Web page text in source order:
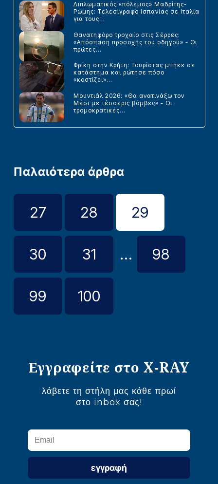
Διπλωματικός «πόλεμος» Μαδρίτης-
Ρώμης: Τελεσίγραφο Ισπανίας σε Ιταλία
για τους...
Θανατηφόρο τροχαίο στις Σέρρες:
«Απόσπαση προσοχής του οδηγού» - Οι
πρώτες...
Φρίκη στην Κρήτη: Τουρίστας μπήκε σε
κατάστημα και ρώτησε πόσο
«κοστίζει»...
Μουντιάλ 2026: «Θα ανατινάξω τον
Μέσι με τέσσερις βόμβες» - Οι
τρομοκρατικές...
Παλαιότερα άρθρα
27 28 29
30 31 ... 98
99 100
Εγγραφείτε στο X-RAY
λάβετε τη στήλη μας κάθε πρωί
στο inbox σας!
εγγραφή